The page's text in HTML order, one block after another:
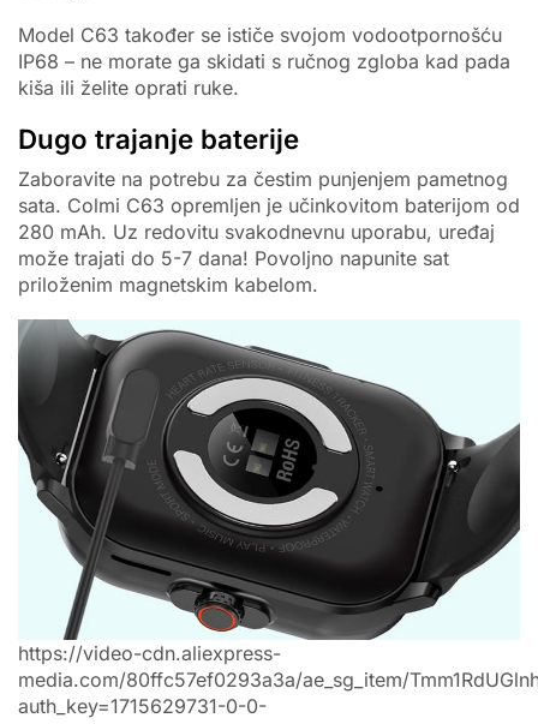
Model C63 također se ističe svojom vodootpornošću
IP68 – ne morate ga skidati s ručnog zgloba kad pada
kiša ili želite oprati ruke.
Dugo trajanje baterije
Zaboravite na potrebu za čestim punjenjem pametnog
sata. Colmi C63 opremljen je učinkovitom baterijom od
280 mAh. Uz redovitu svakodnevnu uporabu, uređaj
može trajati do 5-7 dana! Povoljno napunite sat
priloženim magnetskim kabelom.
https://video-cdn.aliexpress-
media.com/80ffc57ef0293a3a/ae_sg_item/
auth_key=1715629731-0-0-